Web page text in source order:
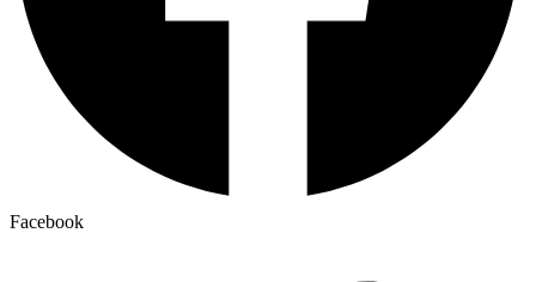
Facebook